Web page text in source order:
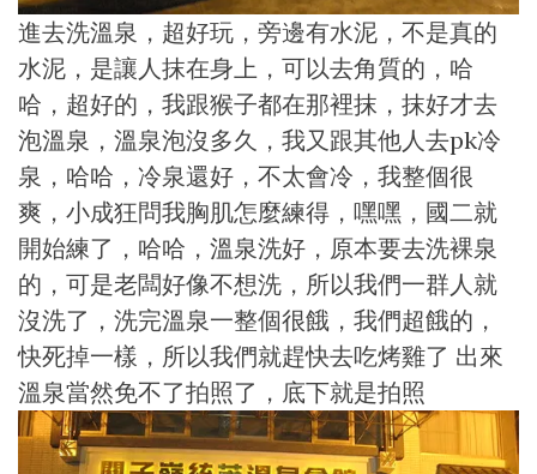
進去洗溫泉，超好玩，旁邊有水泥，不是真的
水泥，是讓人抹在身上，可以去角質的，哈
哈，超好的，我跟猴子都在那裡抹，抹好才去
泡溫泉，溫泉泡沒多久，我又跟其他人去pk冷
泉，哈哈，冷泉還好，不太會冷，我整個很
爽，小成狂問我胸肌怎麼練得，嘿嘿，國二就
開始練了，哈哈，溫泉洗好，原本要去洗裸泉
的，可是老闆好像不想洗，所以我們一群人就
沒洗了，洗完溫泉一整個很餓，我們超餓的，
快死掉一樣，所以我們就趕快去吃烤雞了 出來
溫泉當然免不了拍照了，底下就是拍照